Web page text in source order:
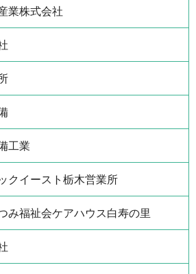
業株式会社
工業
クイースト栃木営業所
み福祉会ケアハウス白寿の里